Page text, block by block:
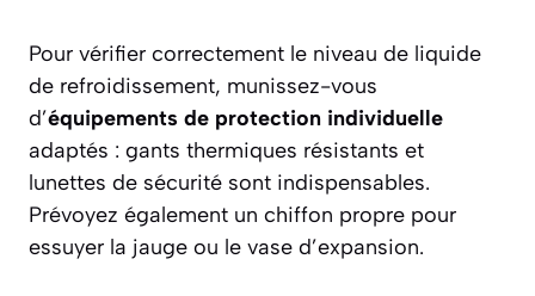
Pour vérifier correctement le niveau de liquide
de refroidissement, munissez-vous
d’équipements de protection individuelle
adaptés : gants thermiques résistants et
lunettes de sécurité sont indispensables.
Prévoyez également un chiffon propre pour
essuyer la jauge ou le vase d’expansion.